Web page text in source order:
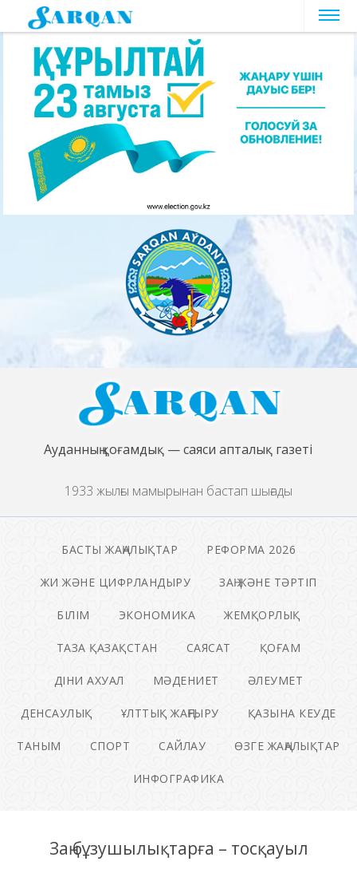
Ауданның қоғамдық — саяси апталық газеті
1933 жылғы мамырынан бастап шығады
БАСТЫ ЖАҢАЛЫҚТАР РЕФОРМА 2026
ЖИ ЖӘНЕ ЦИФРЛАНДЫРУ ЗАҢ ЖӘНЕ ТӘРТІП
БІЛІМ ЭКОНОМИКА ЖЕМҚОРЛЫҚ
ТАЗА ҚАЗАҚСТАН САЯСАТ ҚОҒАМ
ДІНИ АХУАЛ МӘДЕНИЕТ ӘЛЕУМЕТ
ДЕНСАУЛЫҚ ҰЛТТЫҚ ЖАҢҒЫРУ ҚАЗЫНА КЕУДЕ
ТАНЫМ СПОРТ САЙЛАУ ӨЗГЕ ЖАҢАЛЫҚТАР
ИНФОГРАФИКА
Заң бұзушылықтарға – тосқауыл